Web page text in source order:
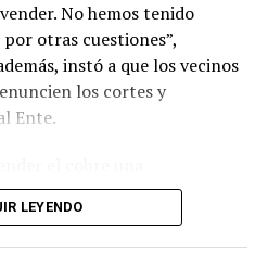
No hemos tenido
otras cuestiones”,
instó a que los vecinos
los cortes y
Ente.
estabilizarla en algún
hemos hecho junto con el
la provincia, llegando a los
LEYENDO